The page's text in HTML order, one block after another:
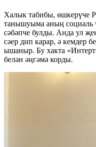
Халык табибы, өшкерүче
танышуыма аның социаль
сәбәпче булды. Анда ул
сәер дип карар, ә кемдер
ышаныр. Бу хакта
белән әңгәмә корды.